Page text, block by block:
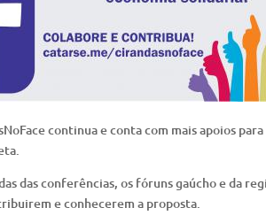
continua e conta com mais apoios
das conferências, os fóruns gaúcho e da
e conhecerem a proposta.